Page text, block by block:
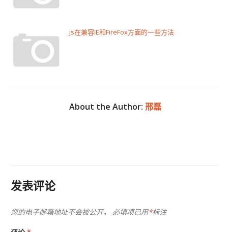
js在兼容IE和FireFox方面的一些方法
About the Author:邢磊
发表评论
您的电子邮箱地址不会被公开。 必填项已用*标注